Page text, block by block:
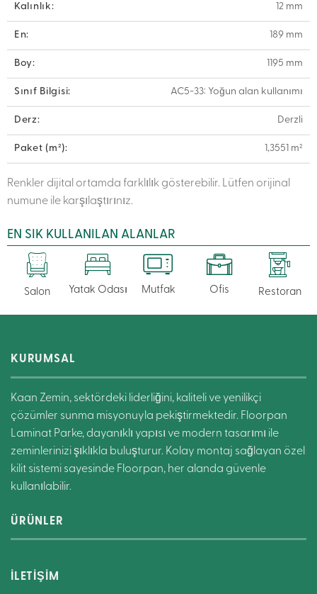
Kalınlık: 12 mm
En: 189 mm
Boy: 1195 mm
Sınıf Bilgisi: AC5-33: Yoğun alan kullanımı
Derz: Derzli
Paket (m²): 1,3551 m²
Renkler dijital ortamda farklılık gösterebilir. Lütfen orijinal
numune ile karşılaştırınız.
EN SIK KULLANILAN ALANLAR
Salon Yatak Odası Mutfak Ofis Restoran
KURUMSAL
Kaan Zemin, sektördeki liderliğini, kaliteli ve yenilikçi
çözümler sunma misyonuyla pekiştirmektedir. Floorpan
Laminat Parke, dayanıklı yapısı ve modern tasarımı ile
zeminlerinizi şıklıkla buluşturur. Kolay montaj sağlayan özel
kilit sistemi sayesinde Floorpan, her alanda güvenle
kullanılabilir.
ÜRÜNLER
İLETİŞİM